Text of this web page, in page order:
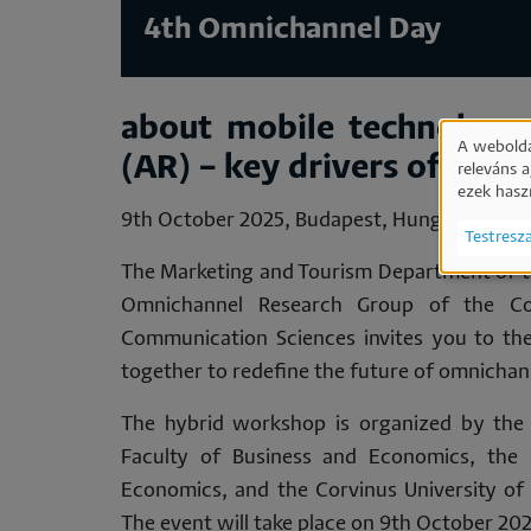
4th Omnichannel Day
about mobile
(AR) – key drivers of
9th October 2025, Budapest, Hungary
The Marketing and Tourism Department of
Omnichannel Research Group of the
Communication Sciences invites you to
together to redefine the future of
The hybrid workshop is organized by
Faculty of Business and Economics,
Economics, and the Corvinus University
The event will take place on 9th October
és
A
releváns
ezek